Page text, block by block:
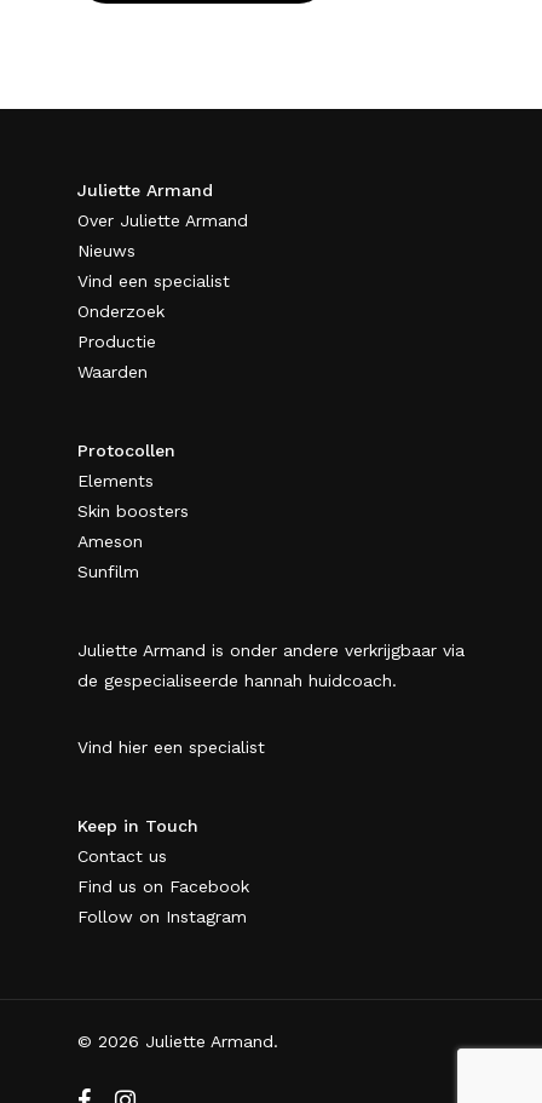
Juliette Armand
Over Juliette Armand
Nieuws
Vind een specialist
Onderzoek
Productie
Waarden
Protocollen
Elements
Skin boosters
Ameson
Sunfilm
Juliette Armand is onder andere verkrijgbaar via
de gespecialiseerde hannah huidcoach.
Vind hier een specialist
Keep in Touch
Contact us
Find us on Facebook
Follow on Instagram
© 2026 Juliette Armand.
facebookinstagram